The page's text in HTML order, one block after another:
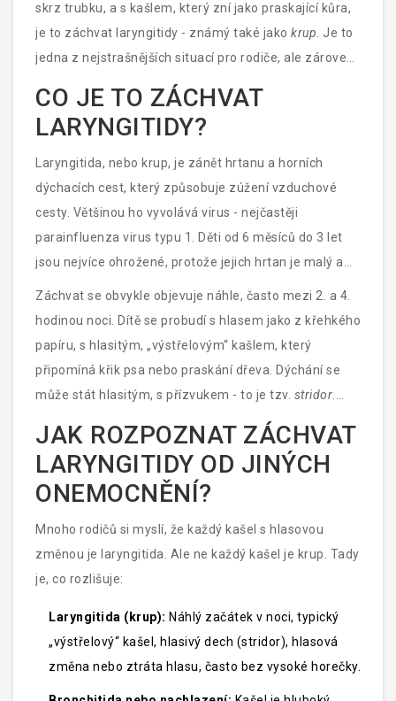
skrz trubku, a s kašlem, který zní jako praskající kůra,
je to záchvat laryngitidy - známý také jako krup. Je to
jedna z nejstrašnějších situací pro rodiče, ale zároveň
jedna z nejčastějších a nejčastěji nezávažných.
Většina dětí se zotaví během několika hodin, ale
správné poznání příznaků může zachránit klid i zdraví.
CO JE TO ZÁCHVAT
LARYNGITIDY?
Laryngitida, nebo krup, je zánět hrtanu a horních
dýchacích cest, který způsobuje zúžení vzduchové
cesty. Většinou ho vyvolává virus - nejčastěji
parainfluenza virus typu 1. Děti od 6 měsíců do 3 let
jsou nejvíce ohrožené, protože jejich hrtan je malý a
snadno se ztěžuje. U dospělých by se to nazývalo
jenom zánět hlasivek, ale u dětí to může přerůst do
akutního zácpu dýchacích cest.
Záchvat se obvykle objevuje náhle, často mezi 2. a 4.
hodinou noci. Dítě se probudí s hlasem jako z křehkého
papíru, s hlasitým, „výstřelovým“ kašlem, který
připomíná křik psa nebo praskání dřeva. Dýchání se
může stát hlasitým, s přízvukem - to je tzv. stridor.
Někdy se objeví i lehká horečka, ale často dítě vypadá
jenom vystrašené a unavené.
JAK ROZPOZNAT ZÁCHVAT
LARYNGITIDY OD JINÝCH
ONEMOCNĚNÍ?
Mnoho rodičů si myslí, že každý kašel s hlasovou
změnou je laryngitida. Ale ne každý kašel je krup. Tady
je, co rozlišuje:
Laryngitida (krup): Náhlý začátek v noci, typický
„výstřelový“ kašel, hlasivý dech (stridor), hlasová
změna nebo ztráta hlasu, často bez vysoké horečky.